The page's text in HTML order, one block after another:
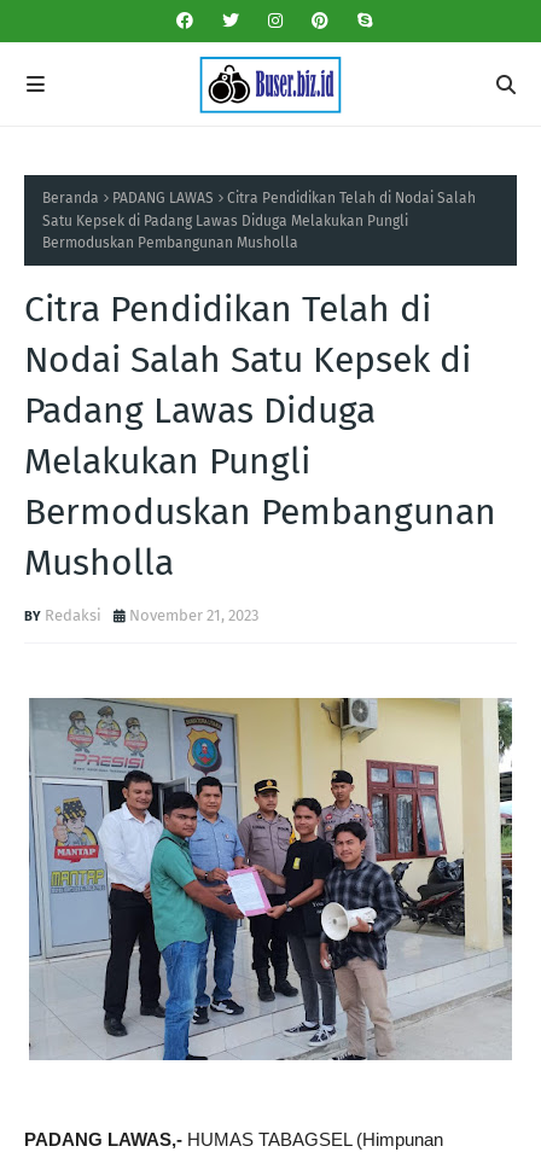
Beranda PADANG LAWAS
Citra Pendidikan Telah di Nodai Salah
Satu Kepsek di Padang Lawas Diduga Melakukan Pungli
Bermoduskan Pembangunan Musholla
Citra Pendidikan Telah di
Nodai Salah Satu Kepsek di
Padang Lawas Diduga
Melakukan Pungli
Bermoduskan Pembangunan
Musholla
Redaksi November 21, 2023
PADANG LAWAS,- HUMAS TABAGSEL (Himpunan